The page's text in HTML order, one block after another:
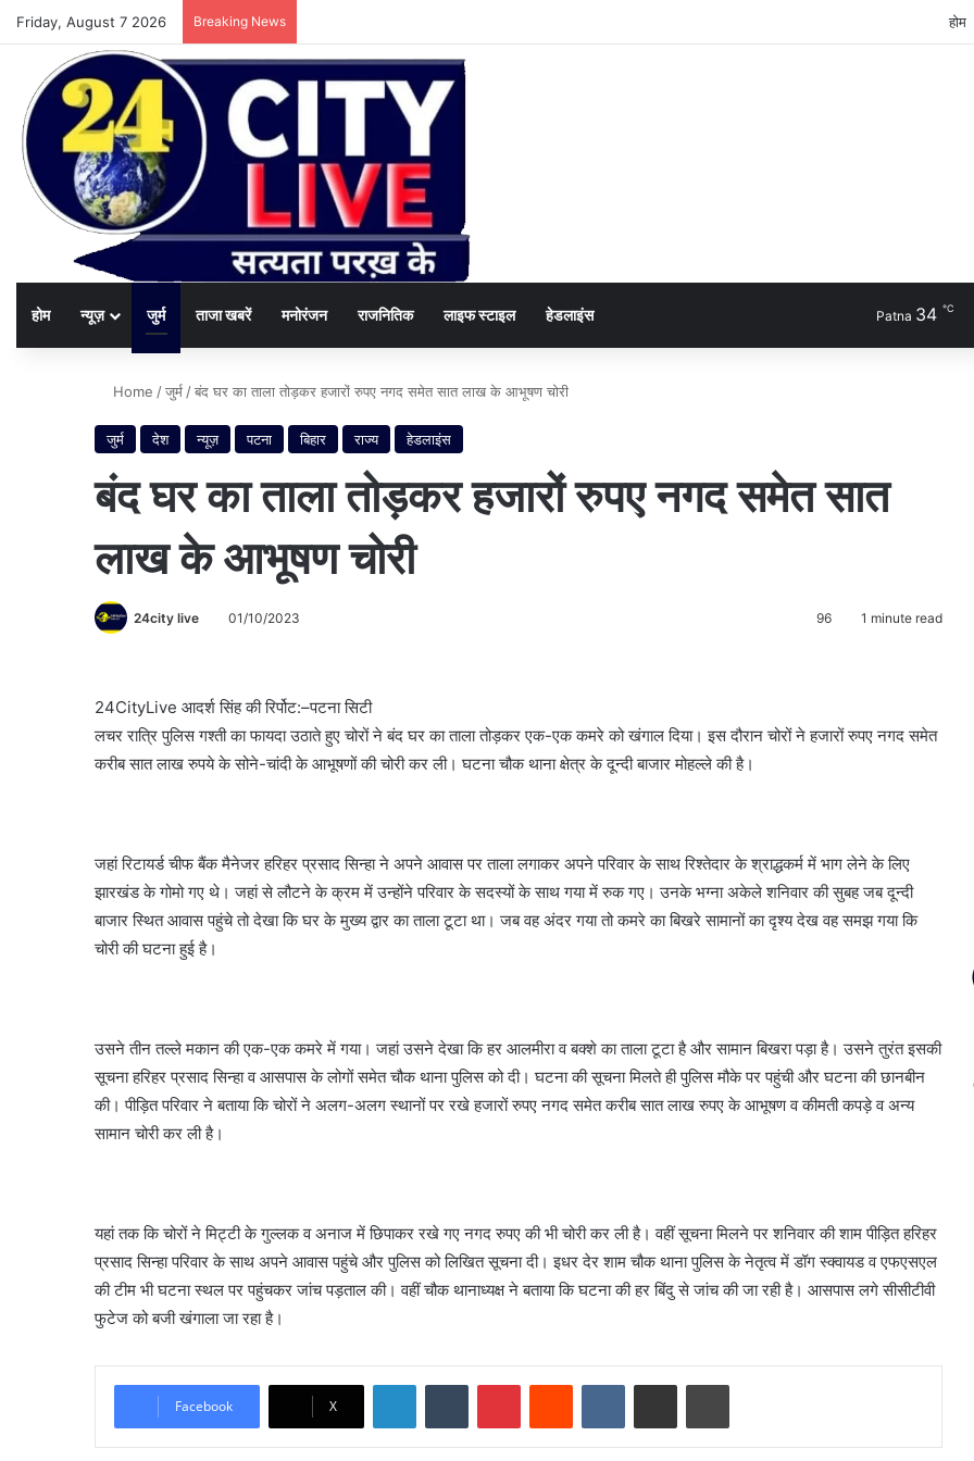
Friday, August 7 2026 Breaking News होम
होम न्यूज़ जुर्म ताजा खबरें मनोरंजन राजनितिक लाइफ स्टाइल हेडलाइंस Patna 34 ℃
Home /जुर्म/बंद घर का ताला तोड़कर हजारों रुपए नगद समेत सात लाख के आभूषण चोरी
जुर्म देश न्यूज़ पटना बिहार राज्य हेडलाइंस
बंद घर का ताला तोड़कर हजारों रुपए नगद समेत सात
लाख के आभूषण चोरी
24city live 01/10/2023 96 1 minute read
24CityLive आदर्श सिंह की रिर्पोट:–पटना सिटी
लचर रात्रि पुलिस गश्ती का फायदा उठाते हुए चोरों ने बंद घर का ताला तोड़कर एक-एक कमरे को खंगाल दिया। इस दौरान चोरों ने हजारों रुपए नगद समेत
करीब सात लाख रुपये के सोने-चांदी के आभूषणों की चोरी कर ली। घटना चौक थाना क्षेत्र के दून्दी बाजार मोहल्ले की है।
जहां रिटायर्ड चीफ बैंक मैनेजर हरिहर प्रसाद सिन्हा ने अपने आवास पर ताला लगाकर अपने परिवार के साथ रिश्तेदार के श्राद्धकर्म में भाग लेने के लिए
झारखंड के गोमो गए थे। जहां से लौटने के क्रम में उन्होंने परिवार के सदस्यों के साथ गया में रुक गए। उनके भग्ना अकेले शनिवार की सुबह जब दून्दी
बाजार स्थित आवास पहुंचे तो देखा कि घर के मुख्य द्वार का ताला टूटा था। जब वह अंदर गया तो कमरे का बिखरे सामानों का दृश्य देख वह समझ गया कि
चोरी की घटना हुई है।
उसने तीन तल्ले मकान की एक-एक कमरे में गया। जहां उसने देखा कि हर आलमीरा व बक्शे का ताला टूटा है और सामान बिखरा पड़ा है। उसने तुरंत इसकी
सूचना हरिहर प्रसाद सिन्हा व आसपास के लोगों समेत चौक थाना पुलिस को दी। घटना की सूचना मिलते ही पुलिस मौके पर पहुंची और घटना की छानबीन
की। पीड़ित परिवार ने बताया कि चोरों ने अलग-अलग स्थानों पर रखे हजारों रुपए नगद समेत करीब सात लाख रुपए के आभूषण व कीमती कपड़े व अन्य
सामान चोरी कर ली है।
यहां तक कि चोरों ने मिट्टी के गुल्लक व अनाज में छिपाकर रखे गए नगद रुपए की भी चोरी कर ली है। वहीं सूचना मिलने पर शनिवार की शाम पीड़ित हरिहर
प्रसाद सिन्हा परिवार के साथ अपने आवास पहुंचे और पुलिस को लिखित सूचना दी। इधर देर शाम चौक थाना पुलिस के नेतृत्व में डॉग स्क्वायड व एफएसएल
की टीम भी घटना स्थल पर पहुंचकर जांच पड़ताल की। वहीं चौक थानाध्यक्ष ने बताया कि घटना की हर बिंदु से जांच की जा रही है। आसपास लगे सीसीटीवी
फुटेज को बजी खंगाला जा रहा है।
Facebook X
LinkedInTumblr PinterestReddit VKontakteShare via Email Print